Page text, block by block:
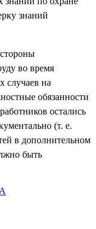
знаний
во время
случаев на
обязанности
остались
(т. е.
в дополнительном
быть